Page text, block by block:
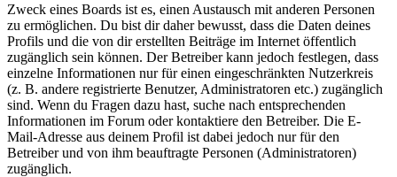
Zweck eines Boards ist es, einen Austausch mit anderen Personen
zu ermöglichen. Du bist dir daher bewusst, dass die Daten deines
Profils und die von dir erstellten Beiträge im Internet öffentlich
zugänglich sein können. Der Betreiber kann jedoch festlegen, dass
einzelne Informationen nur für einen eingeschränkten Nutzerkreis
(z. B. andere registrierte Benutzer, Administratoren etc.) zugänglich
sind. Wenn du Fragen dazu hast, suche nach entsprechenden
Informationen im Forum oder kontaktiere den Betreiber. Die E-
Mail-Adresse aus deinem Profil ist dabei jedoch nur für den
Betreiber und von ihm beauftragte Personen (Administratoren)
zugänglich.